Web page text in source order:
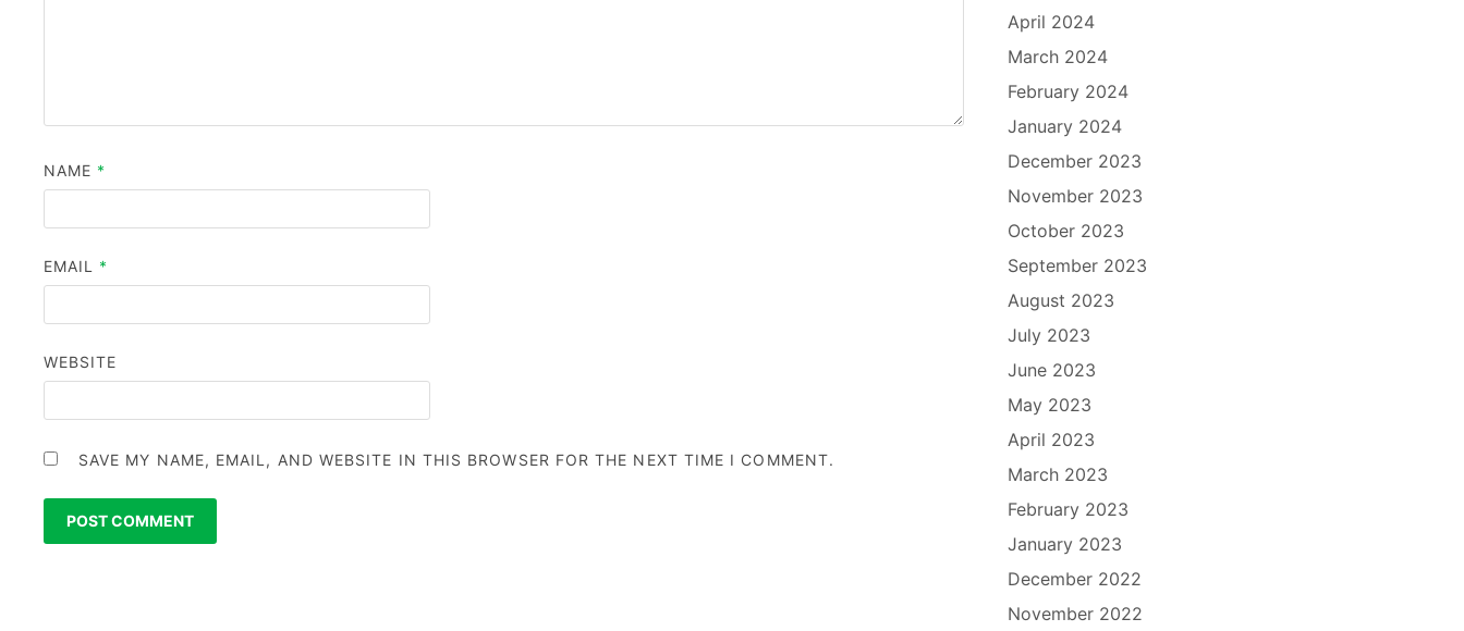
NAME *
EMAIL *
WEBSITE
SAVE MY NAME, EMAIL, AND WEBSITE IN THIS BROWSER FOR THE NEXT TIME I COMMENT.
April 2024
March 2024
February 2024
January 2024
December 2023
November 2023
October 2023
September 2023
August 2023
July 2023
June 2023
May 2023
April 2023
March 2023
February 2023
January 2023
December 2022
November 2022